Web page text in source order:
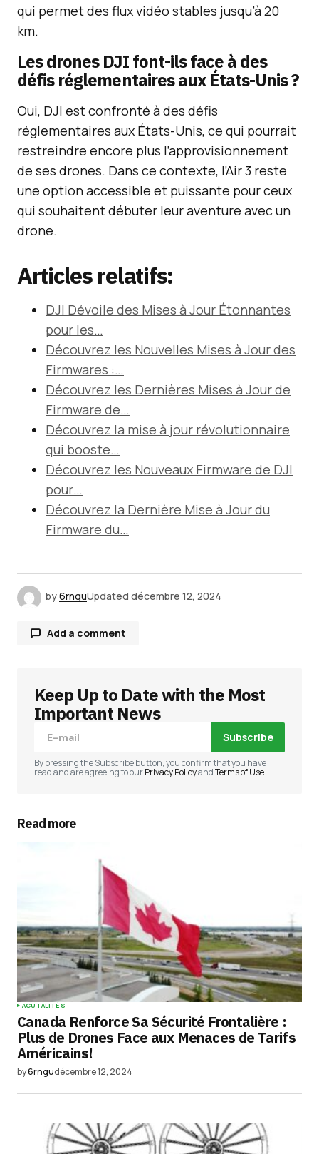
qui permet des flux vidéo stables jusqu’à 20
km.
Les drones DJI font-ils face à des
défis réglementaires aux États-Unis ?
Oui, DJI est confronté à des défis
réglementaires aux États-Unis, ce qui pourrait
restreindre encore plus l’approvisionnement
de ses drones. Dans ce contexte, l’Air 3 reste
une option accessible et puissante pour ceux
qui souhaitent débuter leur aventure avec un
drone.
Articles relatifs:
DJI Dévoile des Mises à Jour Étonnantes
pour les…
Découvrez les Nouvelles Mises à Jour des
Firmwares :…
Découvrez les Dernières Mises à Jour de
Firmware de…
Découvrez la mise à jour révolutionnaire
qui booste…
Découvrez les Nouveaux Firmware de DJI
pour…
Découvrez la Dernière Mise à Jour du
Firmware du…
by6rnguUpdated décembre 12, 2024
Add a comment
Votre adresse e-mail ne sera pas publiée.Les
champs obligatoires sont indiqués avec
Enregistrer mon nom, mon e-mail et mon
site dans le navigateur pour mon prochain
commentaire.
Submit Comment
Keep Up to Date with the Most
Important News
Subscribe
By pressing the Subscribe button, you confirm that you have
read and are agreeing to ourPrivacy PolicyandTerms of Use
Read more
ACUTALITÉS
Canada Renforce Sa Sécurité Frontalière :
Plus de Drones Face aux Menaces de Tarifs
Américains!
by6rngudécembre 12, 2024